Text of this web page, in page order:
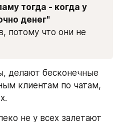
тогда - когда у
денег"
потому что они не
делают бесконечные
клиентам по чатам,
не у всех залетают